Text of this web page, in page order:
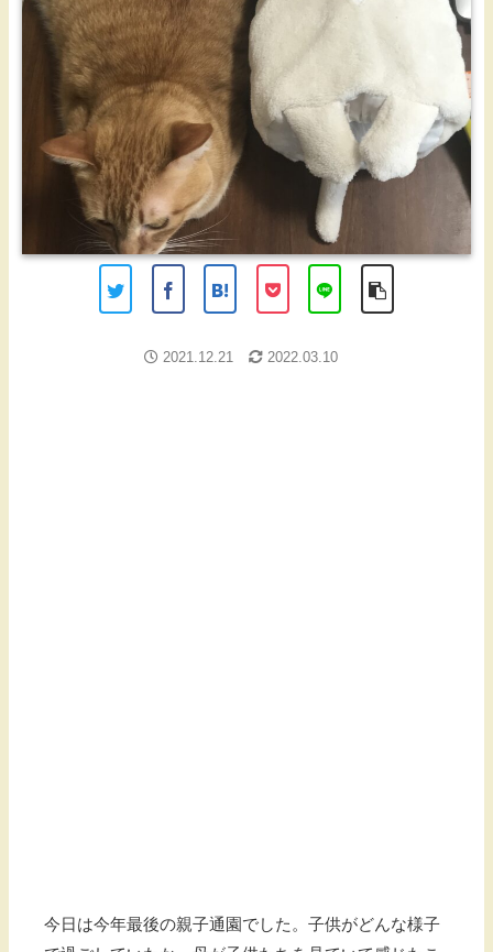
2022.03.10
2021.12.21
今日は今年最後の親子通園でした。子供がどんな様子